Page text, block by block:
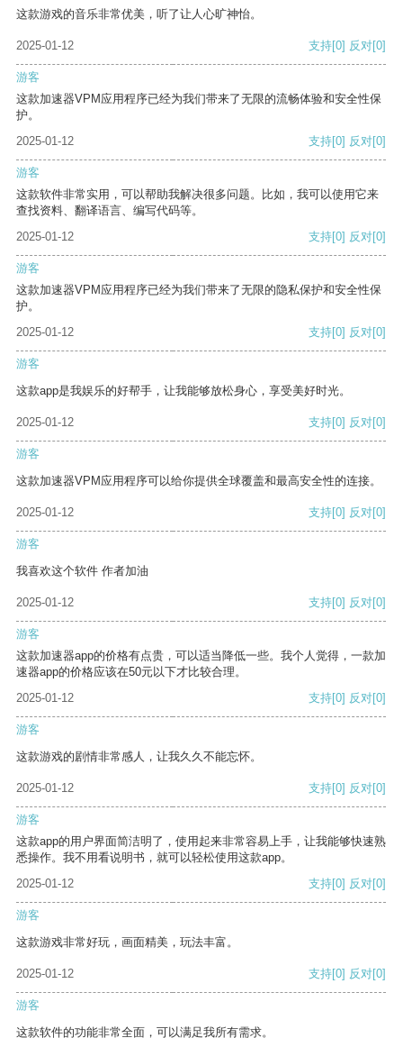
这款游戏的音乐非常优美，听了让人心旷神怡。
2025-01-12 支持[0] 反对[0]
游客
这款加速器VPM应用程序已经为我们带来了无限的流畅体验和安全性保
护。
2025-01-12
支持[0] 反对[0]
游客
这款软件非常实用，可以帮助我解决很多问题。比如，我可以使用它来
查找资料、翻译语言、编写代码等。
2025-01-12
支持[0] 反对[0]
游客
这款加速器VPM应用程序已经为我们带来了无限的隐私保护和安全性保
护。
2025-01-12
支持[0] 反对[0]
游客
这款app是我娱乐的好帮手，让我能够放松身心，享受美好时光。
2025-01-12 支持[0] 反对[0]
游客
这款加速器VPM应用程序可以给你提供全球覆盖和最高安全性的连接。
2025-01-12 支持[0] 反对[0]
游客
我喜欢这个软件 作者加油
2025-01-12 支持[0] 反对[0]
游客
这款加速器app的价格有点贵，可以适当降低一些。我个人觉得，一款加
速器app的价格应该在50元以下才比较合理。
2025-01-12
支持[0] 反对[0]
游客
这款游戏的剧情非常感人，让我久久不能忘怀。
2025-01-12 支持[0] 反对[0]
游客
这款app的用户界面简洁明了，使用起来非常容易上手，让我能够快速熟
悉操作。我不用看说明书，就可以轻松使用这款app。
2025-01-12
支持[0] 反对[0]
游客
这款游戏非常好玩，画面精美，玩法丰富。
2025-01-12 支持[0] 反对[0]
游客
这款软件的功能非常全面，可以满足我所有需求。